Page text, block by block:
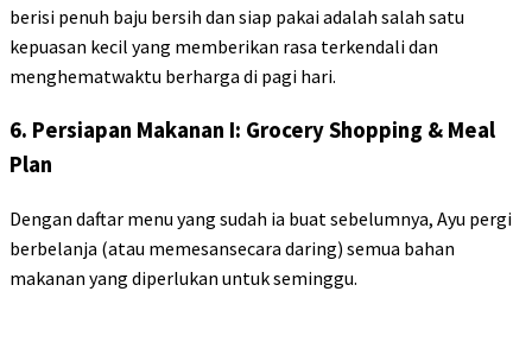
berisi penuh baju bersih dan siap pakai adalah salah satu
kepuasan kecil yang memberikan rasa terkendali dan
menghematwaktu berharga di pagi hari.
6. Persiapan Makanan I: Grocery Shopping & Meal
Plan
Dengan daftar menu yang sudah ia buat sebelumnya, Ayu pergi
berbelanja (atau memesansecara daring) semua bahan
makanan yang diperlukan untuk seminggu.